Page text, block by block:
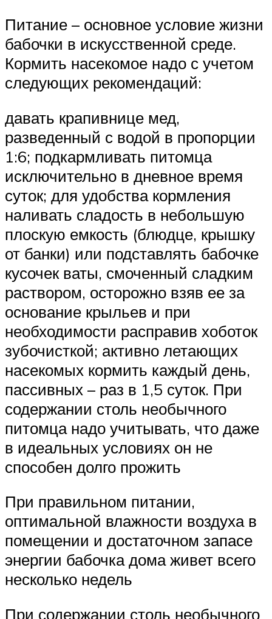
Питание – основное условие жизни
бабочки в искусственной среде.
Кормить насекомое надо с учетом
следующих рекомендаций:
давать крапивнице мед,
разведенный с водой в пропорции
1:6; подкармливать питомца
исключительно в дневное время
суток; для удобства кормления
наливать сладость в небольшую
плоскую емкость (блюдце, крышку
от банки) или подставлять бабочке
кусочек ваты, смоченный сладким
раствором, осторожно взяв ее за
основание крыльев и при
необходимости расправив хоботок
зубочисткой; активно летающих
насекомых кормить каждый день,
пассивных – раз в 1,5 суток. При
содержании столь необычного
питомца надо учитывать, что даже
в идеальных условиях он не
способен долго прожить
При правильном питании,
оптимальной влажности воздуха в
помещении и достаточном запасе
энергии бабочка дома живет всего
несколько недель
При содержании столь необычного